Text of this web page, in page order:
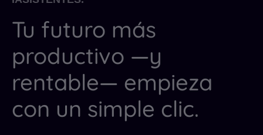
Tu futuro más
productivo —y
rentable— empieza
con un simple clic.